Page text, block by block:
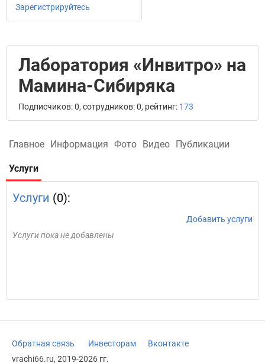
Зарегистрируйтесь
Лаборатория «Инвитро» на
Мамина-Сибиряка
Подписчиков: 0, сотрудников: 0, рейтинг: 173
Главное Информация Фото Видео Публикации
Услуги
Услуги (0):
Добавить услуги
Услуги пока не добавлены
Обратная связь Инвесторам
Вконтакте
vrachi66.ru, 2019-2026 гг.